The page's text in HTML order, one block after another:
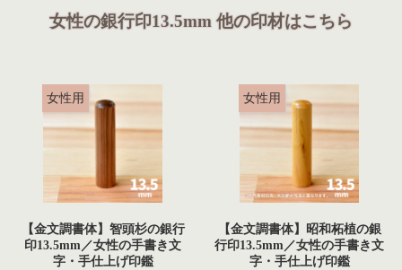
女性の銀行印13.5mm 他の印材はこちら
女性用
【金文調書体】智頭杉の銀行
印13.5mm／女性の手書き文
字・手仕上げ印鑑
女性用
【金文調書体】昭和柘植の銀
行印13.5mm／女性の手書き文
字・手仕上げ印鑑